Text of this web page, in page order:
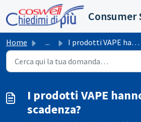
Salta al contenuto principale
Home ... I prodotti VAPE hanno una scadenza?
I prodotti VAPE
scadenza?